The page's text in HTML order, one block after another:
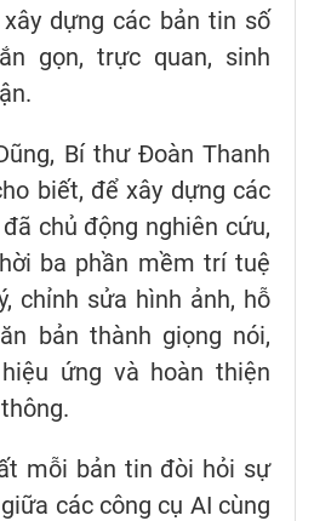
dựng các bản tin số
gọn, trực quan, sinh
Bí thư Đoàn Thanh
biết, để xây dựng các
chủ động nghiên cứu,
ba phần mềm trí tuệ
chỉnh sửa hình ảnh, hỗ
bản thành giọng nói,
ứng và hoàn thiện
mỗi bản tin đòi hỏi sự
các công cụ AI cùng